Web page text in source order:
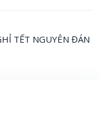
TẾT NGUYÊN ĐÁN